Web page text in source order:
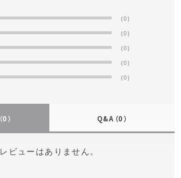
(0)
(0)
(0)
(0)
(0)
（0） Q&A （0）
レビューはありません。